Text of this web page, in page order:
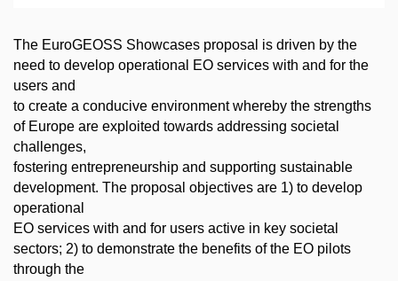
The EuroGEOSS Showcases proposal is driven by the
need to develop operational EO services with and for the
users and
to create a conducive environment whereby the strengths
of Europe are exploited towards addressing societal
challenges,
fostering entrepreneurship and supporting sustainable
development. The proposal objectives are 1) to develop
operational
EO services with and for users active in key societal
sectors; 2) to demonstrate the benefits of the EO pilots
through the